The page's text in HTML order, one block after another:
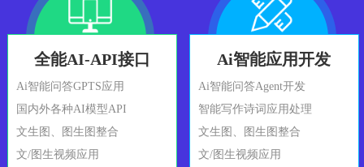
全能AI-API接口
Ai智能问答GPTS应用
国内外各种AI模型API
文生图、图生图整合
文/图生视频应用
Ai智能应用开发
Ai智能问答Agent开发
智能写作诗词应用处理
文生图、图生图整合
文/图生视频应用